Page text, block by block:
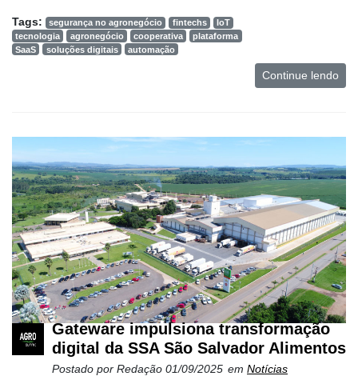
Tags: segurança no agronegócio fintechs
IoT
tecnologia
agronegócio cooperativa
plataforma
SaaS
soluções digitais automação
Continue lendo
Gateware impulsiona transformação
digital da SSA São Salvador Alimentos
Postado por Redação 01/09/2025 em Notícias